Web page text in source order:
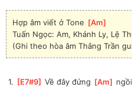
Hợp âm viết ở Tone [Am
Tuấn Ngọc: Am, Khánh Ly, Lệ
(Ghi theo hòa âm Thắng Trần
1. [E7#9 ] Về đây đứng [Am